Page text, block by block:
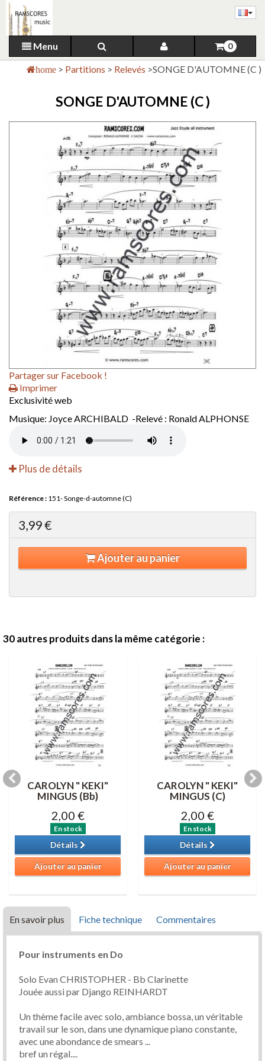
Menu 0
home > Partitions > Relevés >SONGE D'AUTOMNE (C )
SONGE D'AUTOMNE (C )
Partager sur Facebook !
Imprimer
Exclusivité web
Musique: Joyce ARCHIBALD -Relevé : Ronald ALPHONSE
Plus de détails
Référence : 151- Songe-d-automne (C)
3,99 €
Ajouter au panier
30 autres produits dans la même catégorie :
CAROLYN " KEKI"
MINGUS (Bb)
2,00 €
En stock
Détails
Ajouter au panier
CAROLYN " KEKI"
MINGUS (C)
2,00 €
En stock
Détails
Ajouter au panier
En savoir plus Fiche technique Commentaires
Pour instruments en Do
Solo Evan CHRISTOPHER - Bb Clarinette
Jouée aussi par Django REINHARDT
Un thème facile avec solo, ambiance bossa, un véritable
travail sur le son, dans une dynamique piano constante,
avec une abondance de smears ...
bref un régal....